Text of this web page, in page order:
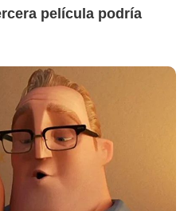
película podría